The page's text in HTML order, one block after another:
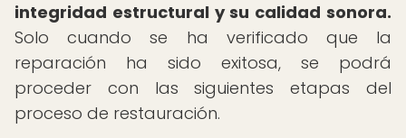
integridad estructural y su calidad sonora.
Solo cuando se ha verificado que la
reparación ha sido exitosa, se podrá
proceder con las siguientes etapas del
proceso de restauración.